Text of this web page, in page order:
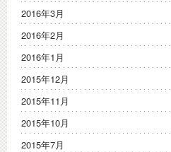
2016年3月
2016年2月
2016年1月
2015年12月
2015年11月
2015年10月
2015年7月